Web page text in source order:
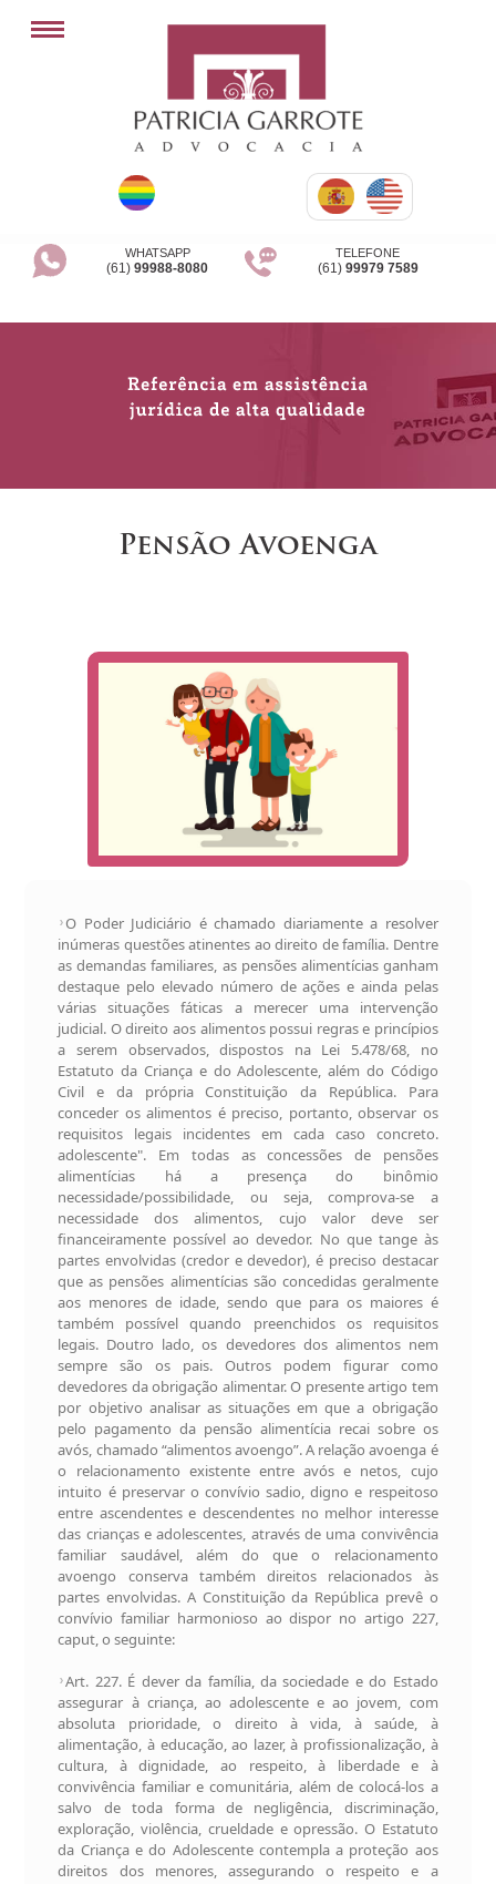
WHATSAPP
(61)99988-8080
TELEFONE
(61) 99979 7589
Pensão Avoenga
O Poder Judiciário é chamado diariamente a resolver
inúmeras questões atinentes ao direito de família. Dentre
as demandas familiares, as pensões alimentícias ganham
destaque pelo elevado número de ações e ainda pelas
várias situações fáticas a merecer uma intervenção
judicial. O direito aos alimentos possui regras e princípios
a serem observados, dispostos na Lei 5.478/68, no
Estatuto da Criança e do Adolescente, além do Código
Civil e da própria Constituição da República. Para
conceder os alimentos é preciso, portanto, observar os
requisitos legais incidentes em cada caso concreto.
adolescente". Em todas as concessões de pensões
alimentícias há a presença do binômio
necessidade/possibilidade, ou seja, comprova-se a
necessidade dos alimentos, cujo valor deve ser
financeiramente possível ao devedor. No que tange às
partes envolvidas (credor e devedor), é preciso destacar
que as pensões alimentícias são concedidas geralmente
aos menores de idade, sendo que para os maiores é
também possível quando preenchidos os requisitos
legais. Doutro lado, os devedores dos alimentos nem
sempre são os pais. Outros podem figurar como
devedores da obrigação alimentar. O presente artigo tem
por objetivo analisar as situações em que a obrigação
pelo pagamento da pensão alimentícia recai sobre os
avós, chamado “alimentos avoengo”. A relação avoenga é
o relacionamento existente entre avós e netos, cujo
intuito é preservar o convívio sadio, digno e respeitoso
entre ascendentes e descendentes no melhor interesse
das crianças e adolescentes, através de uma convivência
familiar saudável, além do que o relacionamento
avoengo conserva também direitos relacionados às
partes envolvidas. A Constituição da República prevê o
convívio familiar harmonioso ao dispor no artigo 227,
caput, o seguinte:
Art. 227. É dever da família, da sociedade e do Estado
assegurar à criança, ao adolescente e ao jovem, com
absoluta prioridade, o direito à vida, à saúde, à
alimentação, à educação, ao lazer, à profissionalização, à
cultura, à dignidade, ao respeito, à liberdade e à
convivência familiar e comunitária, além de colocá-los a
salvo de toda forma de negligência, discriminação,
exploração, violência, crueldade e opressão. O Estatuto
da Criança e do Adolescente contempla a proteção aos
direitos dos menores, assegurando o respeito e a